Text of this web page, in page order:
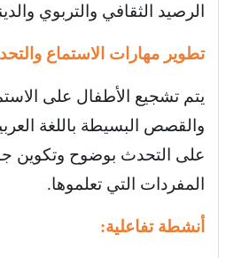
الرصيد الثقافي والتربوي
تطوير مهارات الاستماع
يتم تشجيع الأطفال على
والقصص البسيطة باللغة
على التحدث بوضوح وتكوين
المفردات التي تعلموها.
أنشطة تفاعلية: